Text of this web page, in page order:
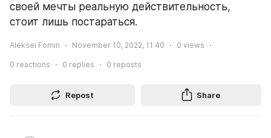
своей мечты реальную действительность,
стоит лишь постараться.
Aleksei Fomin November 10, 2022, 11:40 0 views
0 reactions 0 replies 0 reposts
Repost Share